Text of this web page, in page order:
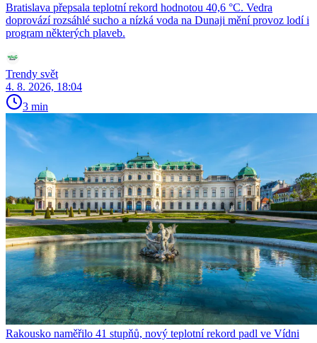
Bratislava přepsala teplotní rekord hodnotou 40,6 °C. Vedra
doprovází rozsáhlé sucho a nízká voda na Dunaji mění provoz lodí i
program některých plaveb.
Trendy svět
4. 8. 2026, 18:04
3 min
Rakousko naměřilo 41 stupňů, nový teplotní rekord padl ve Vídni